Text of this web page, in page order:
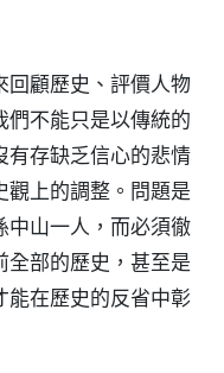
回顧歷史、評價人物
不能只是以傳統的
有存缺乏信心的悲情
觀上的調整。問題是
中山一人，而必須徹
全部的歷史，甚至是
能在歷史的反省中彰